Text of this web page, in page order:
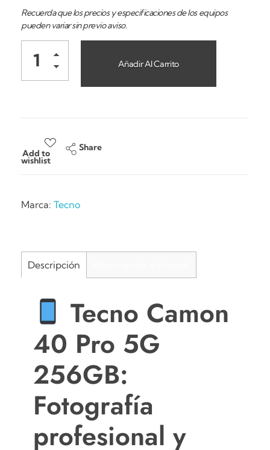
Recuerda que los precios y especificaciones de los equipos
pueden variar sin previo aviso.
Añadir Al Carrito
Add to
wishlist
Share
Marca: Tecno
Descripción
Tecno Camon
40 Pro 5G
256GB:
Fotografía
profesional y